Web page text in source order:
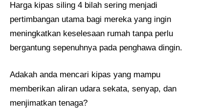
Harga kipas siling 4 bilah sering menjadi
pertimbangan utama bagi mereka yang ingin
meningkatkan keselesaan rumah tanpa perlu
bergantung sepenuhnya pada penghawa dingin.
Adakah anda mencari kipas yang mampu
memberikan aliran udara sekata, senyap, dan
menjimatkan tenaga?